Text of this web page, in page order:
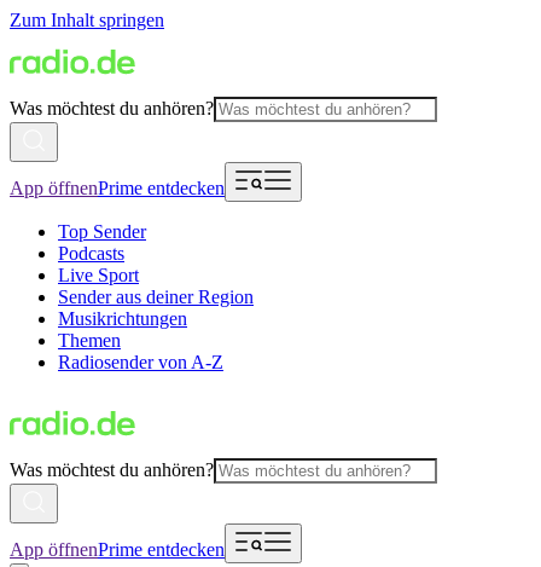
Zum Inhalt springen
Was möchtest du anhören?
App öffnenPrime entdecken
Top Sender
Podcasts
Live Sport
Sender aus deiner Region
Musikrichtungen
Themen
Radiosender von A-Z
Was möchtest du anhören?
App öffnenPrime entdecken